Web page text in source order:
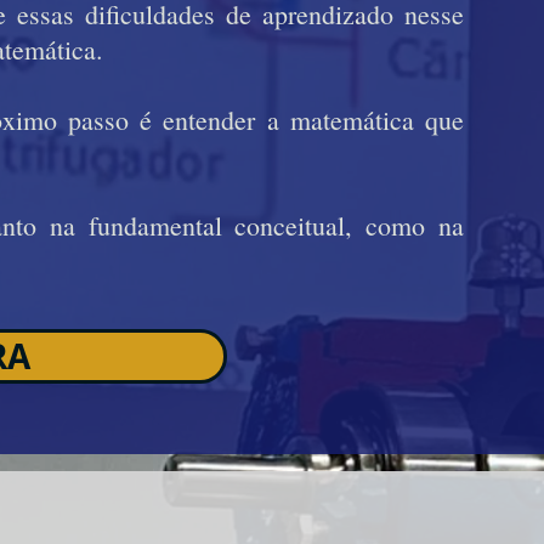
dificuldades de aprendizado nesse
passo é entender a matemática que
na fundamental conceitual, como na